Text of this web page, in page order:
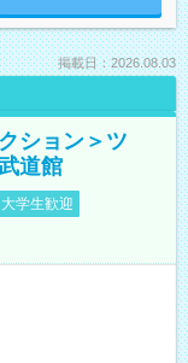
掲載日：2026.08.03
ション＞ツ
道館
大学生歓迎